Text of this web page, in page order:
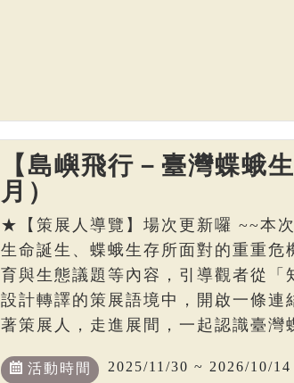
【島嶼飛行－臺灣蝶蛾
月）
★【策展人導覽】場次更新囉 ~~本
生命誕生、蝶蛾生存所面對的重重
育與生態議題等內容，引導觀者從
設計轉譯的策展語境中，開啟一條
著策展人，走進展間，一起認識臺灣
活動時間 2025/11/30 ~ 2026/10/14